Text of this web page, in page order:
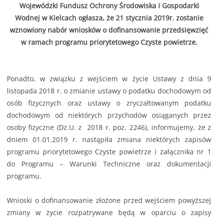
Wojewódzki Fundusz Ochrony Środowiska i Gospodarki
Wodnej w Kielcach ogłasza, że 21 stycznia 2019r. zostanie
wznowiony nabór wniosków o dofinansowanie przedsięwzięć
w ramach programu priorytetowego Czyste powietrze.
Ponadto, w związku z wejściem w życie Ustawy z dnia 9
listopada 2018 r. o zmianie ustawy o podatku dochodowym od
osób fizycznych oraz ustawy o zryczałtowanym podatku
dochodowym od niektórych przychodów osiąganych przez
osoby fizyczne (Dz.U. z 2018 r. poz. 2246), informujemy, że z
dniem 01.01.2019 r. nastąpiła zmiana niektórych zapisów
programu priorytetowego Czyste powietrze i załącznika nr 1
do Programu – Warunki Techniczne oraz dokumentacji
programu.
Wnioski o dofinansowanie złożone przed wejściem powyższej
zmiany w życie rozpatrywane będą w oparciu o zapisy